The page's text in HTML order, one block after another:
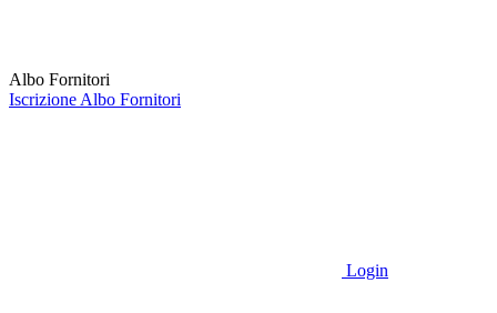
Albo Fornitori
Iscrizione Albo Fornitori
Login